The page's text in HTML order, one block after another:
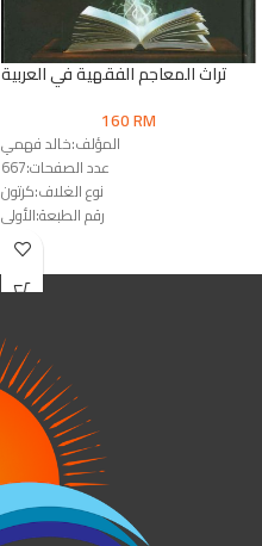
تراث المعاجم الفقهية في العربية
160RM
المؤلف:خالد فهمي
عدد الصفحات:667
نوع الغلاف:كرتون
رقم الطبعة:الأولى
الناشر:دار المقاصد